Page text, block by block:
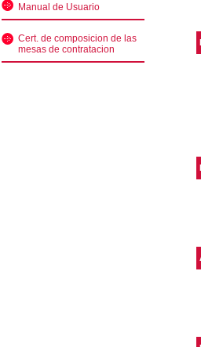
Manual de Usuario
Cert. de composicion de las
mesas de contratacion